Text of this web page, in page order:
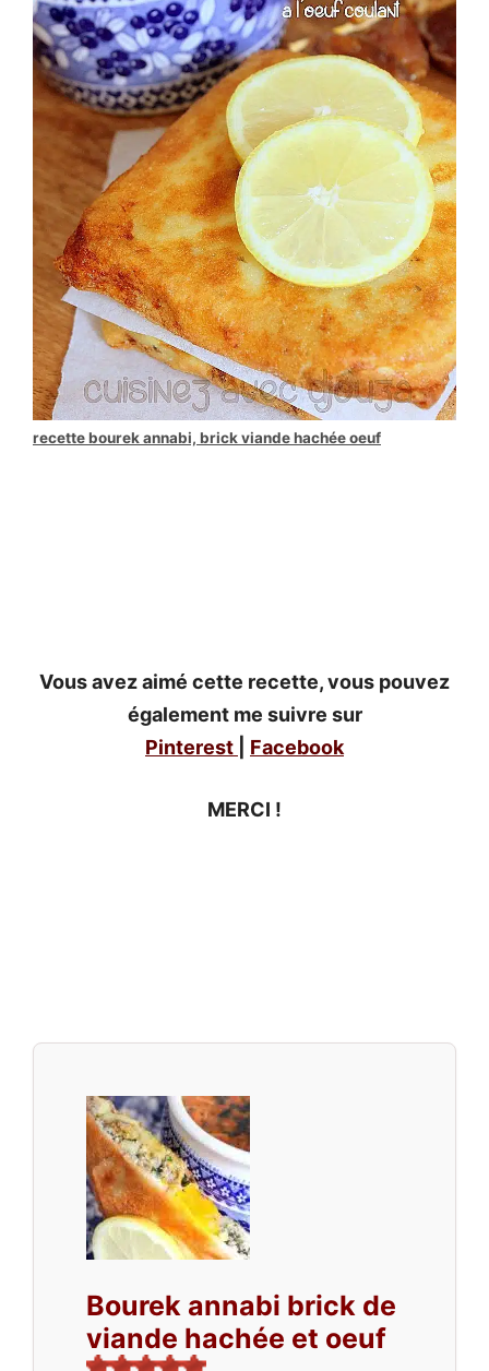
recette bourek annabi, brick viandehachéeoeuf
Vous avez aimé cette recette, vous pouvez
également me suivre sur
Pinterest
Facebook
MERCI !
Bourek annabi brick de
viande hachée et oeuf